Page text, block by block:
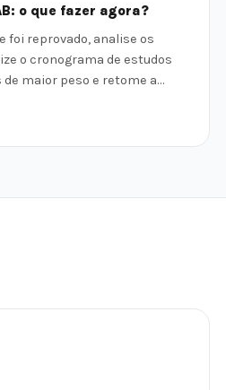
o que fazer agora?
foi reprovado, analise os
o cronograma de estudos
maior peso e retome a…